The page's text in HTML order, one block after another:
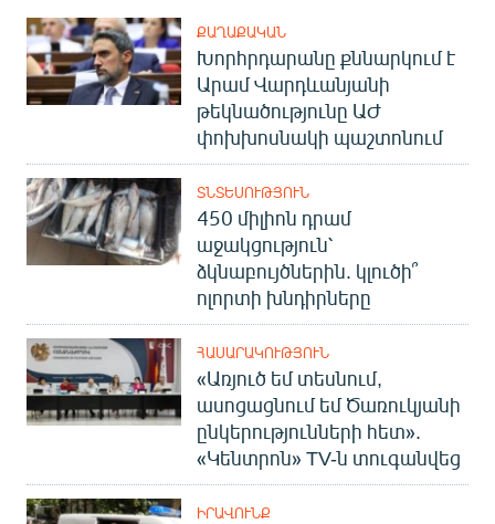
ՔԱՂԱՔԱԿԱՆ
Խորհրդարանը քննարկում է
Արամ Վարդևանյանի
թեկնածությունը ԱԺ
փոխխոսնակի պաշտոնում
ՏՆՏԵՍՈՒԹՅՈՒՆ
450 միլիոն դրամ
աջակցություն՝
ձկնաբույծներին. կլուծի՞
ոլորտի խնդիրները
ՀԱՍԱՐԱԿՈՒԹՅՈՒՆ
«Առյուծ եմ տեսնում,
ասոցացնում եմ Ծառուկյանի
ընկերությունների հետ».
«Կենտրոն» TV-ն տուգանվեց
ԻՐԱՎՈՒՆՔ